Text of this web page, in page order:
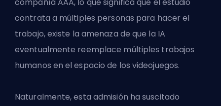
contrata a múltiples personas para hacer el
trabajo, existe la amenaza de que la IA
eventualmente reemplace múltiples trabajos
humanos en el espacio de los videojuegos.
Naturalmente, esta admisión ha suscitado